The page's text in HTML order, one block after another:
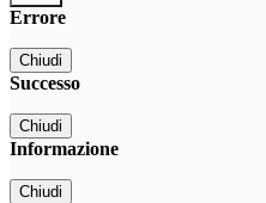
Errore
Chiudi
Successo
Chiudi
Informazione
Chiudi